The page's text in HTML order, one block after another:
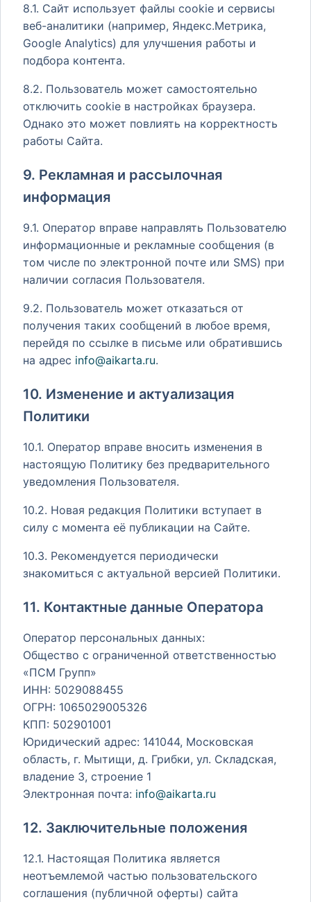
8.1. Сайт использует файлы cookie и сервисы
веб-аналитики (например, Яндекс.Метрика,
Google Analytics) для улучшения работы и
подбора контента.
8.2. Пользователь может самостоятельно
отключить cookie в настройках браузера.
Однако это может повлиять на корректность
работы Сайта.
9. Рекламная и рассылочная
информация
9.1. Оператор вправе направлять Пользователю
информационные и рекламные сообщения (в
том числе по электронной почте или SMS) при
наличии согласия Пользователя.
9.2. Пользователь может отказаться от
получения таких сообщений в любое время,
перейдя по ссылке в письме или обратившись
на адрес info@aikarta.ru.
10. Изменение и актуализация
Политики
10.1. Оператор вправе вносить изменения в
настоящую Политику без предварительного
уведомления Пользователя.
10.2. Новая редакция Политики вступает в
силу с момента её публикации на Сайте.
10.3. Рекомендуется периодически
знакомиться с актуальной версией Политики.
11. Контактные данные Оператора
Оператор персональных данных:
Общество с ограниченной ответственностью
«ПСМ Групп»
ИНН: 5029088455
ОГРН: 1065029005326
КПП: 502901001
Юридический адрес: 141044, Московская
область, г. Мытищи, д. Грибки, ул. Складская,
владение 3, строение 1
Электронная почта: info@aikarta.ru
12. Заключительные положения
12.1. Настоящая Политика является
неотъемлемой частью пользовательского
соглашения (публичной оферты) сайта